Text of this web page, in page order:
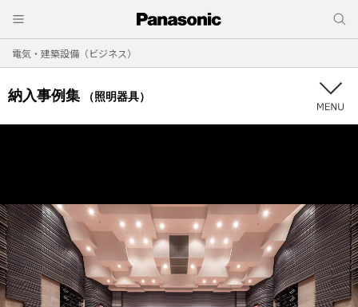
電気・建築設備（ビジネス）
納入事例集 （照明器具）